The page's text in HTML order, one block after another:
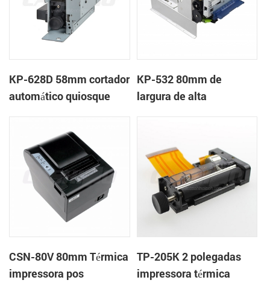
KP-628D 58mm cortador
automático quiosque
KP-532 80mm de
largura de alta
CSN-80V 80mm Térmica
impressora pos
TP-205K 2 polegadas
impressora térmica